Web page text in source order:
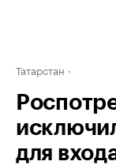
Татарстан
для